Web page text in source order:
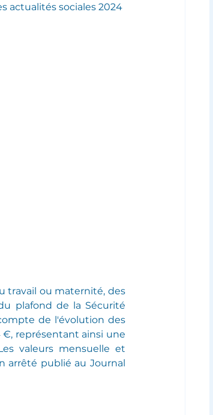
actualités sociales 2024
travail ou maternité, des
plafond de la Sécurité
de l'évolution des
€, représentant ainsi une
valeurs mensuelle et
arrêté publié au Journal